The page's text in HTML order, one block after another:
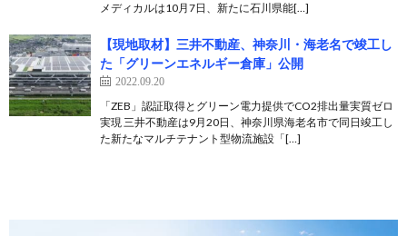
メディカルは10月7日、新たに石川県能[…]
【現地取材】三井不動産、神奈川・海老名で竣工し
た「グリーンエネルギー倉庫」公開
2022.09.20
「ZEB」認証取得とグリーン電力提供でCO2排出量実質ゼロ
実現 三井不動産は9月20日、神奈川県海老名市で同日竣工し
た新たなマルチテナント型物流施設「[…]